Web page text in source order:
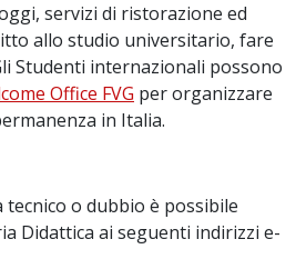
servizi di ristorazione ed
allo studio universitario, fare
Studenti internazionali possono
Office FVG per organizzare
in Italia.
o dubbio è possibile
Didattica ai seguenti indirizzi e-